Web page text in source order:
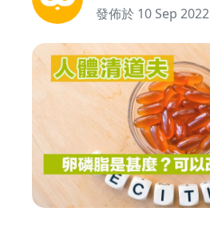
麼？
發佈於 10 Sep 2022